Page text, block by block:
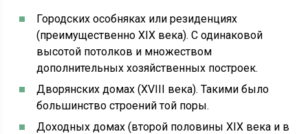
Городских особняках или резиденциях
(преимущественно XIX века). С одинаковой
высотой потолков и множеством
дополнительных хозяйственных построек.
Дворянских домах (XVIII века). Такими было
большинство строений той поры.
Доходных домах (второй половины XIX века и в